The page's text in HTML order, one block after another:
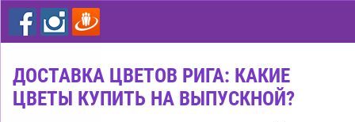
цветы
дешево
Рига
ДОСТАВКА ЦВЕТОВ РИГА: КАКИЕ
ЦВЕТЫ КУПИТЬ НА ВЫПУСКНОЙ?